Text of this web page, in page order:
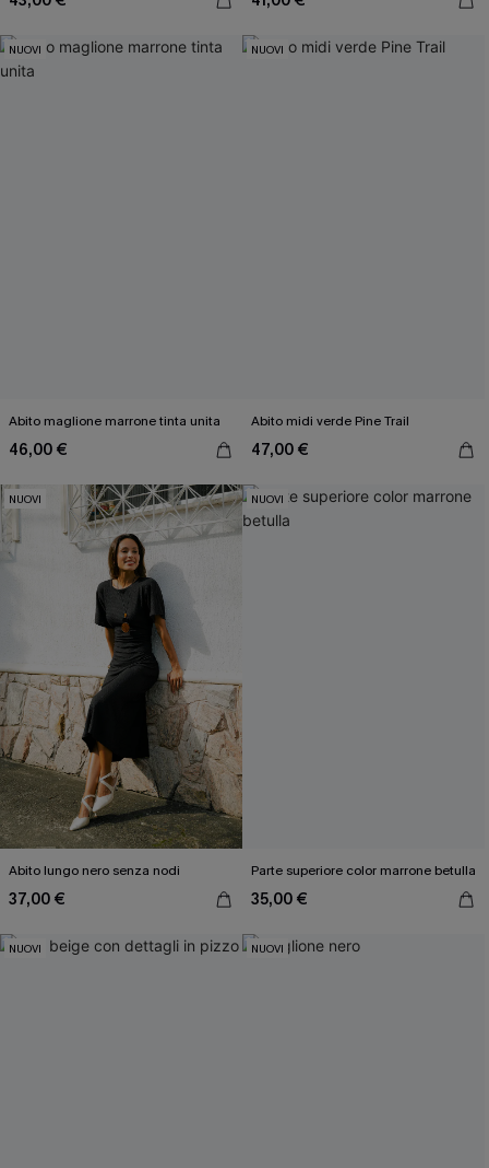
NUOVI
Abito maglione marrone tinta unita
46,00 €
NUOVI
Abito midi verde Pine Trail
47,00 €
NUOVI
Abito lungo nero senza nodi
37,00 €
NUOVI
Parte superiore color marrone betulla
35,00 €
NUOVI NUOVI